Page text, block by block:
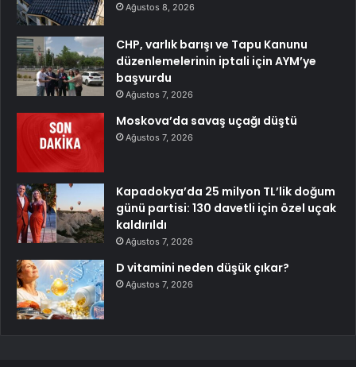
Ağustos 8, 2026
CHP, varlık barışı ve Tapu Kanunu
düzenlemelerinin iptali için AYM’ye
başvurdu
Ağustos 7, 2026
Moskova’da savaş uçağı düştü
Ağustos 7, 2026
Kapadokya’da 25 milyon TL’lik doğum
günü partisi: 130 davetli için özel uçak
kaldırıldı
Ağustos 7, 2026
D vitamini neden düşük çıkar?
Ağustos 7, 2026